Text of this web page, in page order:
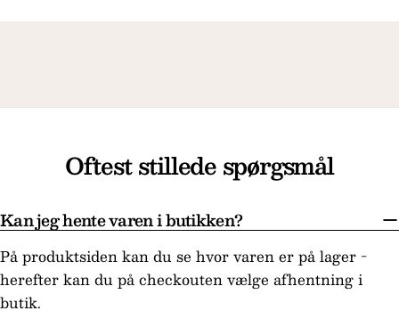
Oftest stillede spørgsmål
Kan jeg hente varen i butikken?
På produktsiden kan du se hvor varen er på lager -
herefter kan du på checkouten vælge afhentning i
butik.